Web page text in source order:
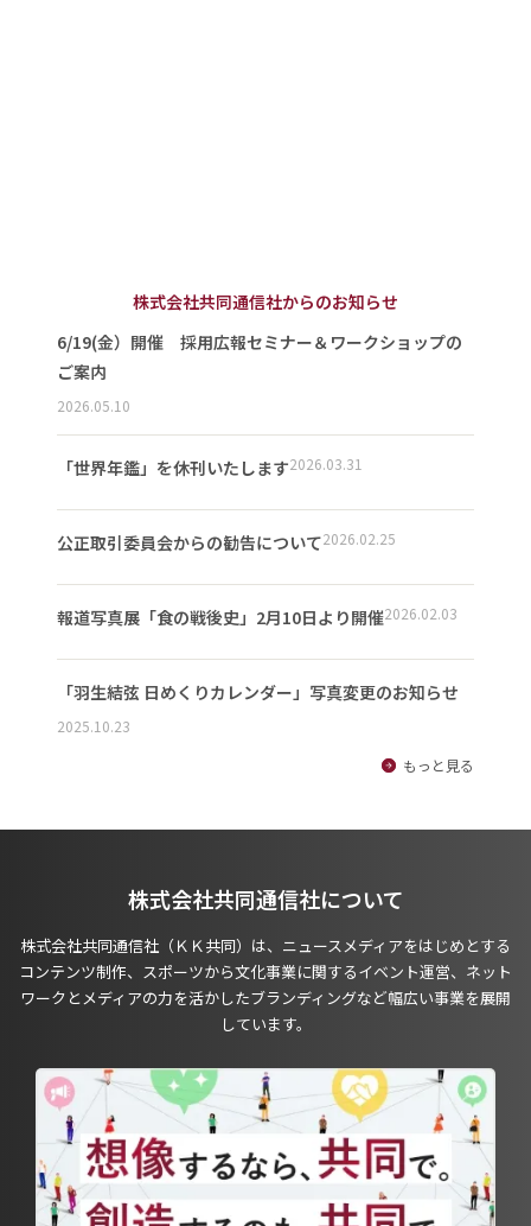
株式会社共同通信社からのお知らせ
6/19(金）開催 採用広報セミナー＆ワークショップの
ご案内
2026.05.10
「世界年鑑」を休刊いたします2026.03.31
公正取引委員会からの勧告について2026.02.25
報道写真展「食の戦後史」2月10日より開催2026.02.03
「羽生結弦 日めくりカレンダー」写真変更のお知らせ
2025.10.23
もっと見る
株式会社共同通信社について
株式会社共同通信社（ＫＫ共同）は、ニュースメディアをはじめとする
コンテンツ制作、スポーツから文化事業に関するイベント運営、ネット
ワークとメディアの力を活かしたブランディングなど幅広い事業を展開
しています。